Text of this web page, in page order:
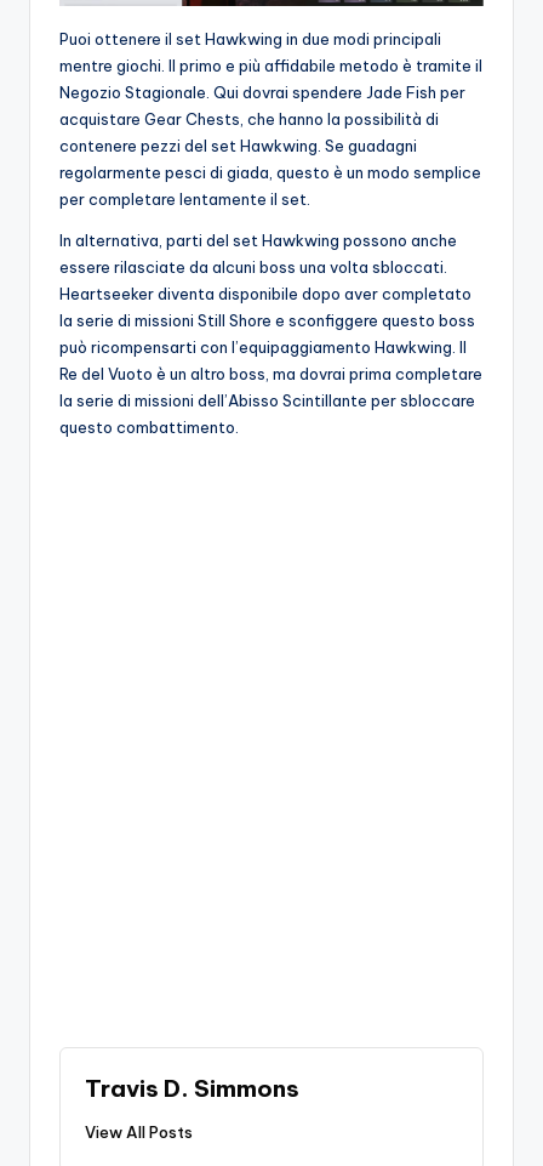
Puoi ottenere il set Hawkwing in due modi principali
mentre giochi. Il primo e più affidabile metodo è tramite il
Negozio Stagionale. Qui dovrai spendere Jade Fish per
acquistare Gear Chests, che hanno la possibilità di
contenere pezzi del set Hawkwing. Se guadagni
regolarmente pesci di giada, questo è un modo semplice
per completare lentamente il set.
In alternativa, parti del set Hawkwing possono anche
essere rilasciate da alcuni boss una volta sbloccati.
Heartseeker diventa disponibile dopo aver completato
la serie di missioni Still Shore e sconfiggere questo boss
può ricompensarti con l’equipaggiamento Hawkwing. Il
Re del Vuoto è un altro boss, ma dovrai prima completare
la serie di missioni dell’Abisso Scintillante per sbloccare
questo combattimento.
Travis D. Simmons
View All Posts